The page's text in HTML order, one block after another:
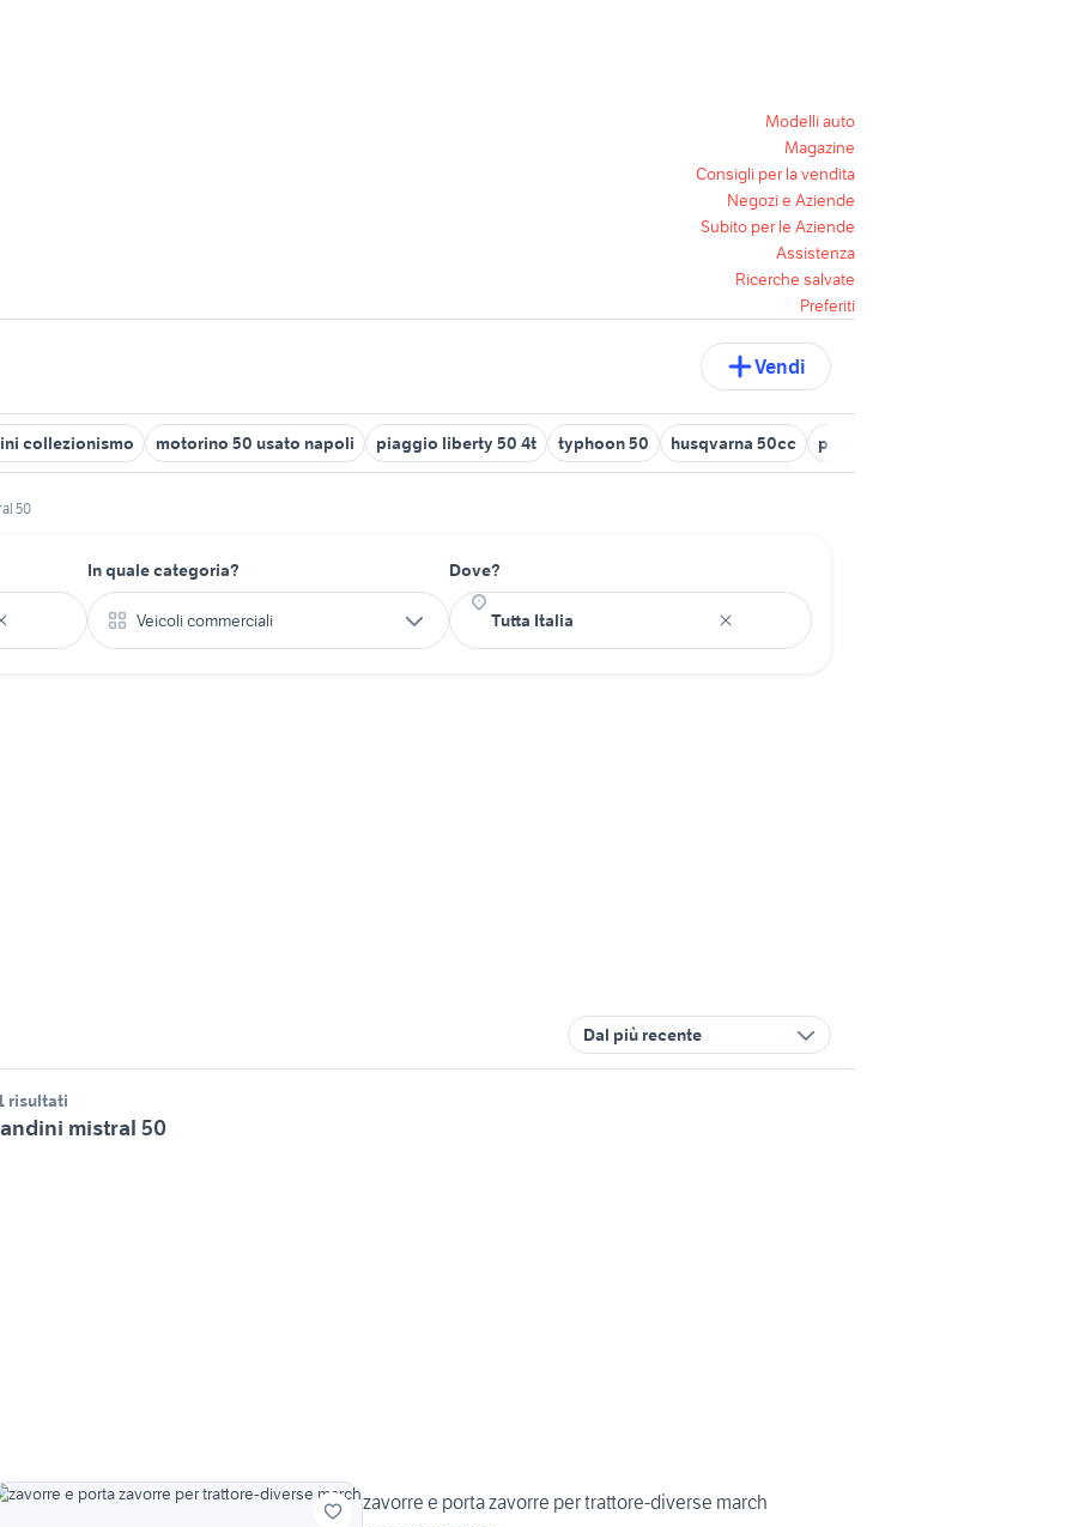
Modelli auto
Magazine
Consigli per la vendita
Negozi e Aziende
Subito per le Aziende
Assistenza
Ricerche salvate
Preferiti
Vendi
collezionismo motorino 50 usato napoli piaggio liberty 50 4t typhoon 50 husqvarna 50cc piastrelle cemento 50x50
50
In quale categoria?
Veicoli commerciali
Dove?
Dal più recente
risultati
mistral 50
zavorre e porta zavorre per trattore-diverse march